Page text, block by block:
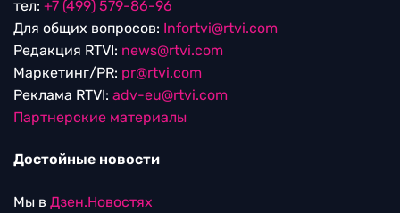
тел: +7 (499) 579-86-96
Для общих вопросов: Infortvi@rtvi.com
Редакция RTVI: news@rtvi.com
Маркетинг/PR: pr@rtvi.com
Реклама RTVI: adv-eu@rtvi.com
Партнерские материалы
Достойные новости
Мы в Дзен.Новостях